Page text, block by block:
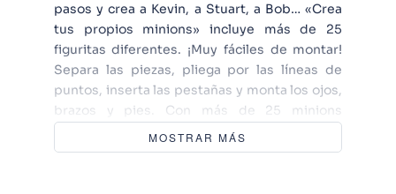
pasos y crea a Kevin, a Stuart, a Bob… «Crea
tus propios minions» incluye más de 25
figuritas diferentes. ¡Muy fáciles de montar!
Separa las piezas, pliega por las líneas de
puntos, inserta las pestañas y monta los ojos,
brazos y pies. Con más de 25 minions
diferentes y los escenarios de la película más
originales no podrás parar de jugar.
MOSTRAR MÁS